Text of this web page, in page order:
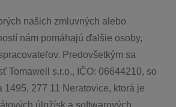
našich zmluvných alebo
nám pomáhajú ďalšie osoby,
Predovšetkým sa
Tomawell s.r.o., IČO: 06644210, so
1495, 277 11 Neratovice, ktorá je
úložísk a softwarových